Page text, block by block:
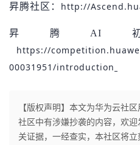
昇腾社区： http://
昇腾AI
https://
00031951/introduction
【版权声明】本文为华为云社
社区中有涉嫌抄袭的内容，欢
关证据，一经查实，本社区将